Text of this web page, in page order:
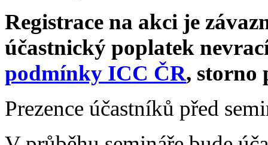
Registrace na akci je
účastnický poplatek
podmínky ICC ČR, storno
Prezence účastníků před